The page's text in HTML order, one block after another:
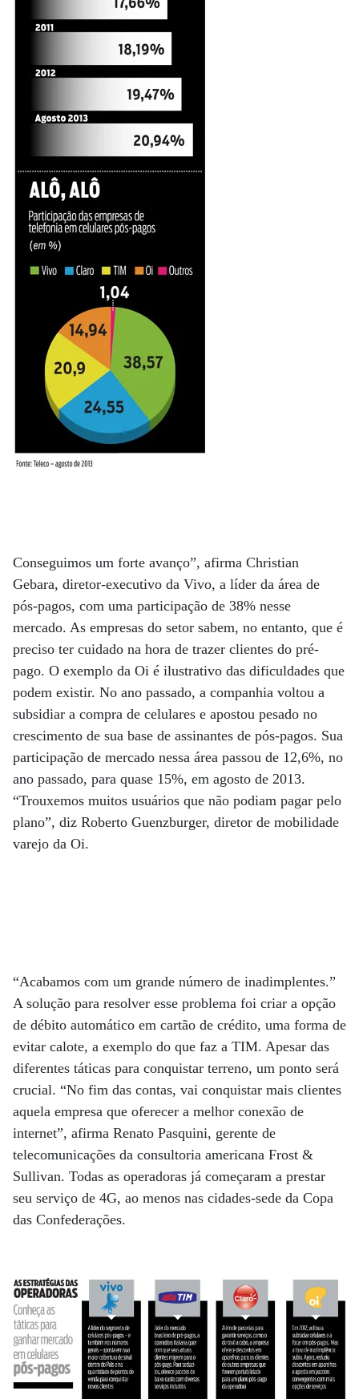
Conseguimos um forte avanço”, afirma Christian
Gebara, diretor-executivo da Vivo, a líder da área de
pós-pagos, com uma participação de 38% nesse
mercado. As empresas do setor sabem, no entanto, que é
preciso ter cuidado na hora de trazer clientes do pré-
pago. O exemplo da Oi é ilustrativo das dificuldades que
podem existir. No ano passado, a companhia voltou a
subsidiar a compra de celulares e apostou pesado no
crescimento de sua base de assinantes de pós-pagos. Sua
participação de mercado nessa área passou de 12,6%, no
ano passado, para quase 15%, em agosto de 2013.
“Trouxemos muitos usuários que não podiam pagar pelo
plano”, diz Roberto Guenzburger, diretor de mobilidade
varejo da Oi.
“Acabamos com um grande número de inadimplentes.”
A solução para resolver esse problema foi criar a opção
de débito automático em cartão de crédito, uma forma de
evitar calote, a exemplo do que faz a TIM. Apesar das
diferentes táticas para conquistar terreno, um ponto será
crucial. “No fim das contas, vai conquistar mais clientes
aquela empresa que oferecer a melhor conexão de
internet”, afirma Renato Pasquini, gerente de
telecomunicações da consultoria americana Frost &
Sullivan. Todas as operadoras já começaram a prestar
seu serviço de 4G, ao menos nas cidades-sede da Copa
das Confederações.